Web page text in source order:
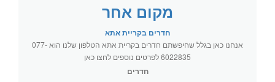
מקום אחר
חדרים בקריית אתא
אנחנו כאן בגלל שחיפשתם חדרים בקריית אתא הטלפון שלנו הוא 077-
6022835 לפרטים נוספים לחצו כאן
חדרים